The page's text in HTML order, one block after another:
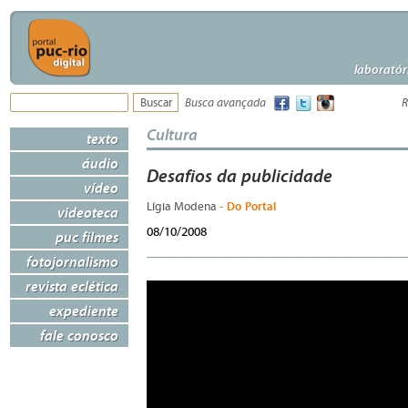
Busca avançada
texto
áudio
vídeo
videoteca
puc filmes
fotojornalismo
revista eclética
expediente
fale conosco
Cultura
Desafios da publicidade
Lígia Modena - Do Portal
08/10/2008